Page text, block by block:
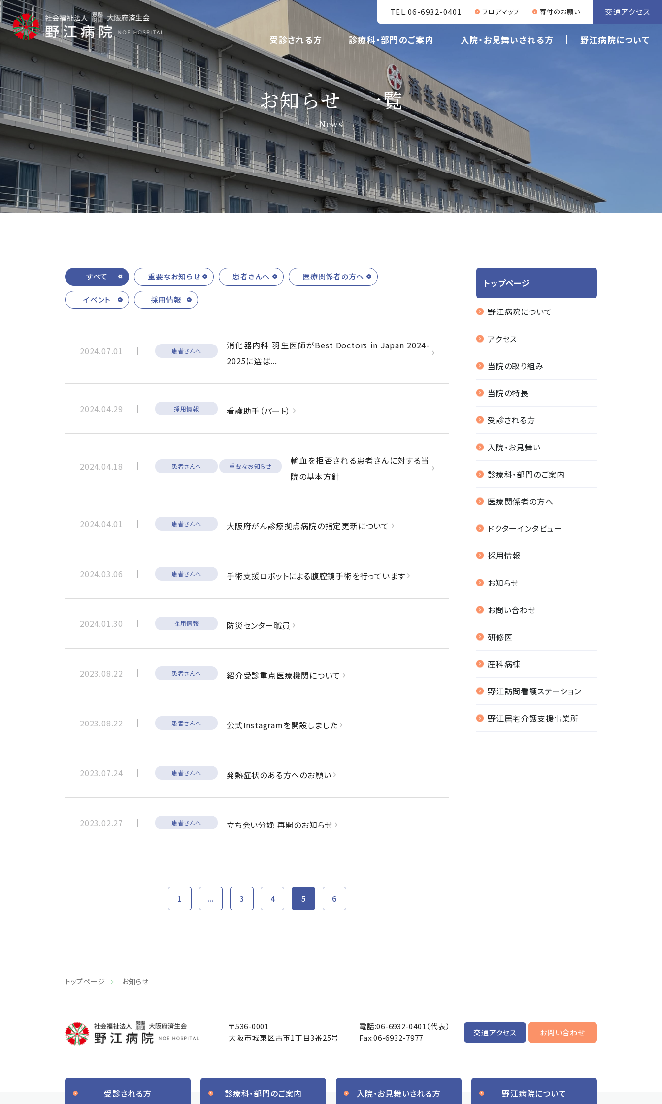
TEL.06-6932-0401 フロアマップ 寄付のお願い 交通アクセス
受診される方 診療科・部門のご案内 入院・お見舞いされる方 野江病院について
お知らせ 一覧
News
すべて 重要なお知らせ 患者さんへ 医療関係者の方へ
イベント 採用情報
2024.07.01 患者さんへ
消化器内科 羽生医師がBest Doctors in Japan 2024-
2025に選ば...
2024.04.29 採用情報 看護助手（パート）
2024.04.18 患者さんへ 重要なお知らせ
輸血を拒否される患者さんに対する当
院の基本方針
2024.04.01 患者さんへ 大阪府がん診療拠点病院の指定更新について
2024.03.06 患者さんへ 手術支援ロボットによる腹腔鏡手術を行っています
2024.01.30 採用情報 防災センター職員
2023.08.22 患者さんへ 紹介受診重点医療機関について
2023.08.22 患者さんへ 公式Instagramを開設しました
2023.07.24 患者さんへ 発熱症状のある方へのお願い
2023.02.27 患者さんへ 立ち会い分娩 再開のお知らせ
1 ... 3 4 5 6
トップページ
野江病院について
アクセス
当院の取り組み
当院の特長
受診される方
入院・お見舞い
診療科・部門のご案内
医療関係者の方へ
ドクターインタビュー
採用情報
お知らせ
お問い合わせ
研修医
産科病棟
野江訪問看護ステーション
野江居宅介護支援事業所
トップページ お知らせ
〒536-0001
大阪市城東区古市1丁目3番25号
電話:06-6932-0401 （代表）
Fax:06-6932-7977
交通アクセス お問い合わせ
受診される方 診療科・部門のご案内 入院・お見舞いされる方 野江病院について